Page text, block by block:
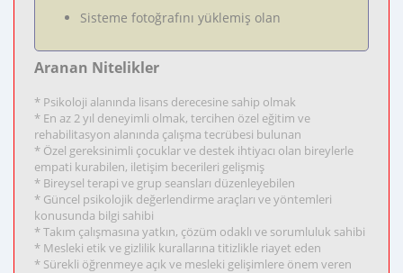
Sisteme fotoğrafını yüklemiş olan
Aranan Nitelikler
* Psikoloji alanında lisans derecesine sahip olmak
* En az 2 yıl deneyimli olmak, tercihen özel eğitim ve
rehabilitasyon alanında çalışma tecrübesi bulunan
* Özel gereksinimli çocuklar ve destek ihtiyacı olan bireylerle
empati kurabilen, iletişim becerileri gelişmiş
* Bireysel terapi ve grup seansları düzenleyebilen
* Güncel psikolojik değerlendirme araçları ve yöntemleri
konusunda bilgi sahibi
* Takım çalışmasına yatkın, çözüm odaklı ve sorumluluk sahibi
* Mesleki etik ve gizlilik kurallarına titizlikle riayet eden
* Sürekli öğrenmeye açık ve mesleki gelişimlere önem veren